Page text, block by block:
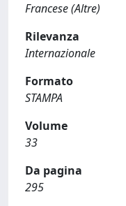
Francese (Altre)
Rilevanza
Internazionale
Formato
STAMPA
Volume
33
Da pagina
295